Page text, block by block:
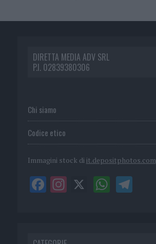
DIRETTA MEDIA ADV SRL
P.I. 02839380306
Chi siamo
Codice etico
Immagini stock di it.depositphotos.com